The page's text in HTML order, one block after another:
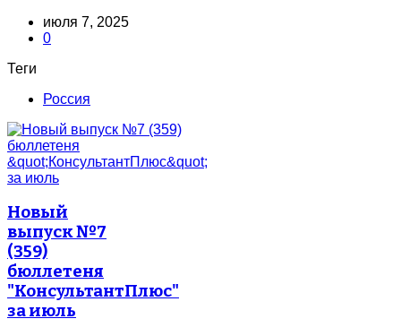
июля 7, 2025
0
Теги
Россия
Новый
выпуск №7
(359)
бюллетеня
"КонсультантПлюс"
за июль